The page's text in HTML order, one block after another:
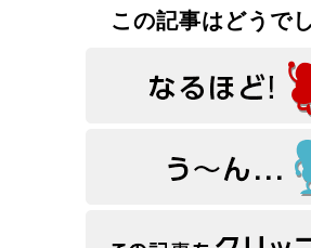
この記事はどうで